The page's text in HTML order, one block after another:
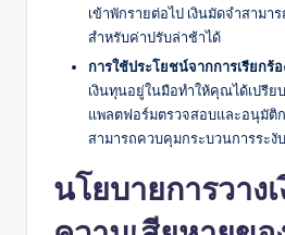
เข้าพักรายต่อไป เงินมัดจำสามา
สำหรับค่าปรับล่าช้าได้
การใช้ประโยชน์จากการเรียกร้
เงินทุนอยู่ในมือทำให้คุณได้เปรีย
แพลตฟอร์มตรวจสอบและอนุมั
สามารถควบคุมกระบวนการระงั
นโยบายการวาง